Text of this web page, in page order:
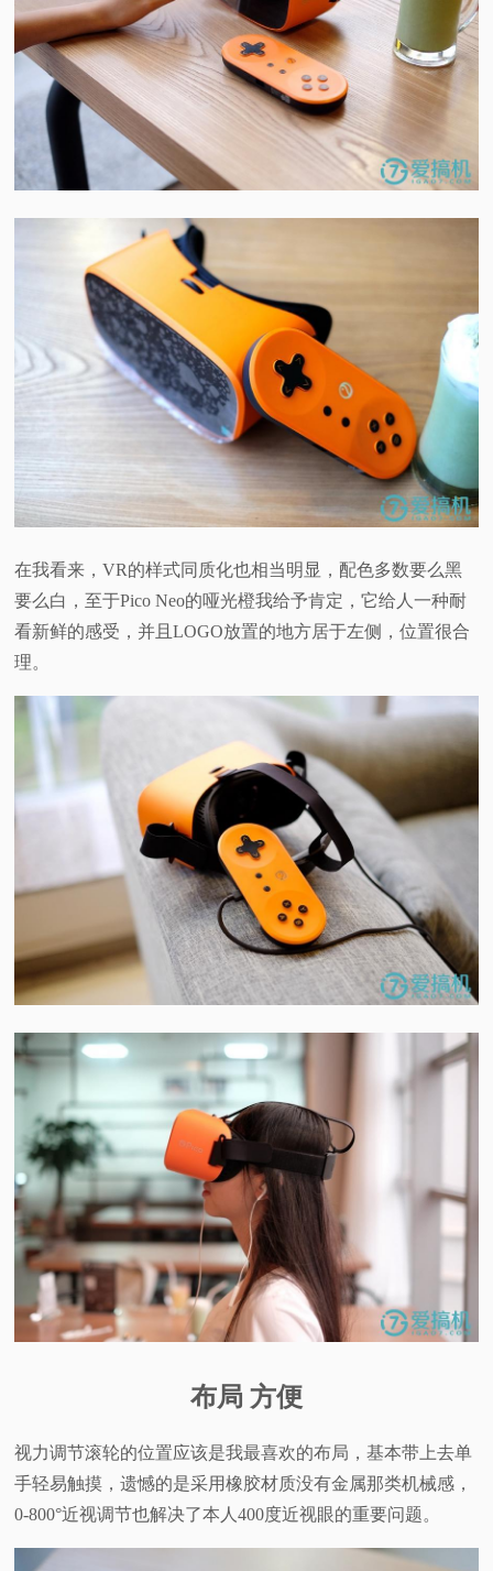
在我看来，VR的样式同质化也相当明显，配色多数要么黑
要么白，至于Pico Neo的哑光橙我给予肯定，它给人一种耐
看新鲜的感受，并且LOGO放置的地方居于左侧，位置很合
理。
布局 方便
视力调节滚轮的位置应该是我最喜欢的布局，基本带上去单
手轻易触摸，遗憾的是采用橡胶材质没有金属那类机械感，
0-800°近视调节也解决了本人400度近视眼的重要问题。